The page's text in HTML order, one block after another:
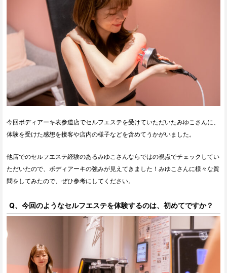
今回ボディアーキ表参道店でセルフエステを受けていただいたみゆこさんに、
体験を受けた感想を接客や店内の様子などを含めてうかがいました。
他店でのセルフエステ経験のあるみゆこさんならではの視点でチェックしてい
ただいたので、ボディアーキの強みが見えてきました！みゆこさんに様々な質
問をしてみたので、ぜひ参考にしてください。
Q、今回のようなセルフエステを体験するのは、初めてですか？